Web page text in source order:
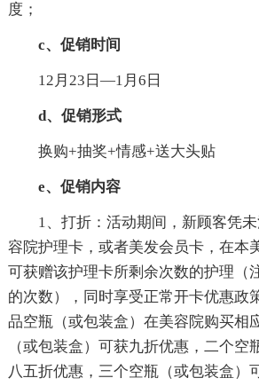
度；
c、促销时间
12月23日—1月6日
d、促销形式
换购+抽奖+情感+送大头贴
e、促销内容
1、打折：活动期间，新顾客凭未
容院护理卡，或者美发会员卡，在本
可获赠该护理卡所剩余次数的护理（
的次数），同时享受正常开卡优惠政
品空瓶（或包装盒）在美容院购买相
（或包装盒）可获九折优惠，二个空
八五折优惠，三个空瓶（或包装盒）